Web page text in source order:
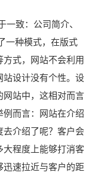
致：公司简介、
一种模式，在版式
式，网站不会利用
站设计没有个性。设
网站中，这相对而言
而言：网站在介绍
去介绍了呢？客户会
大程度上能够打消客
迅速拉近与客户的距